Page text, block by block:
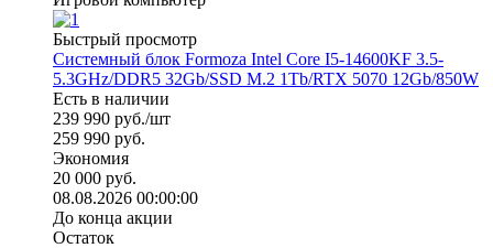
Быстрый просмотр
Системный блок Formoza Intel Core I5-14600KF 3.5-
5.3GHz/DDR5 32Gb/SSD M.2 1Tb/RTX 5070 12Gb/850W
Есть в наличии
239 990 руб./шт
259 990 руб.
Экономия
20 000 руб.
08.08.2026 00:00:00
До конца акции
Остаток